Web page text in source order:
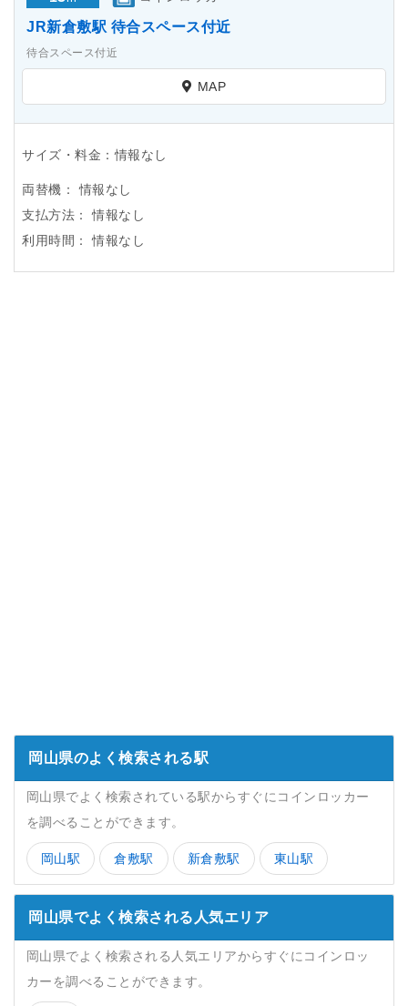
JR新倉敷駅 待合スペース付近
待合スペース付近
MAP
サイズ・料金：情報なし
両替機：
情報なし
支払方法：
情報なし
利用時間：
情報なし
岡山県のよく検索される駅
岡山県でよく検索されている駅からすぐにコインロッカー
を調べることができます。
岡山駅 倉敷駅 新倉敷駅 東山駅
岡山県でよく検索される人気エリア
岡山県でよく検索される人気エリアからすぐにコインロッ
カーを調べることができます。